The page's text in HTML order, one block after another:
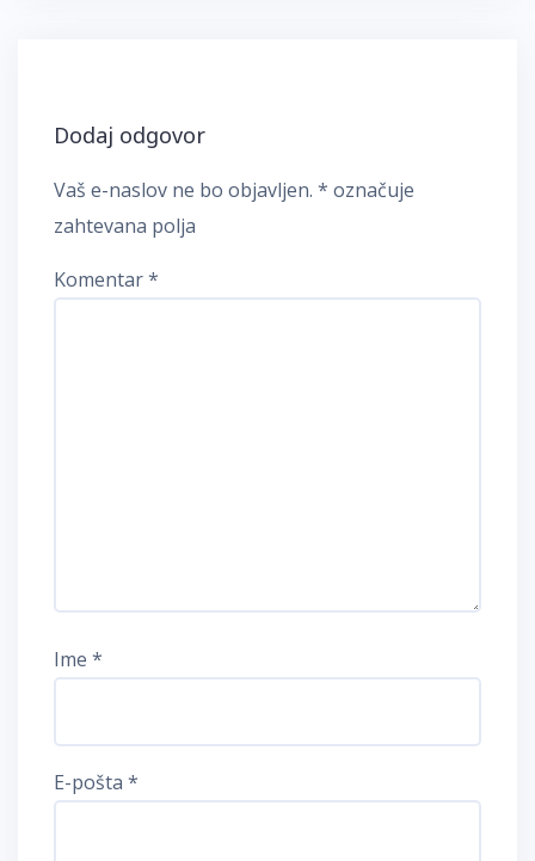
Dodaj odgovor
Vaš e-naslov ne bo objavljen. * označuje
zahtevana polja
Komentar*
Ime *
E-pošta *